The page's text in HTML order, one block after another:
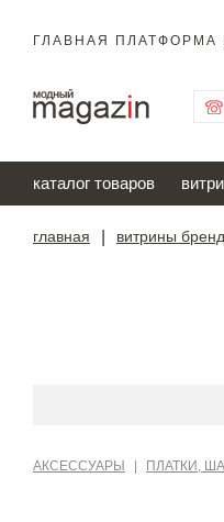
ГЛАВНАЯ
каталог товаров
главная витрины
АКСЕССУАРЫ ПЛАТКИ,